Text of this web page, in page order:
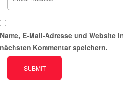
Name, E-Mail-Adresse und Website
nächsten Kommentar speichern.